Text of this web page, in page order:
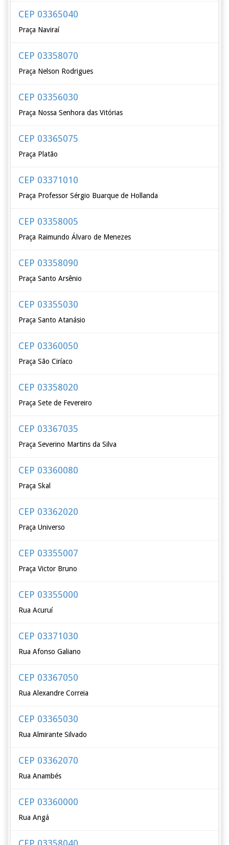
CEP 03365040
Praça Naviraí
CEP 03358070
Praça Nelson Rodrigues
CEP 03356030
Praça Nossa Senhora das Vitórias
CEP 03365075
Praça Platão
CEP 03371010
Praça Professor Sérgio Buarque de Hollanda
CEP 03358005
Praça Raimundo Álvaro de Menezes
CEP 03358090
Praça Santo Arsênio
CEP 03355030
Praça Santo Atanásio
CEP 03360050
Praça São Ciríaco
CEP 03358020
Praça Sete de Fevereiro
CEP 03367035
Praça Severino Martins da Silva
CEP 03360080
Praça Skal
CEP 03362020
Praça Universo
CEP 03355007
Praça Victor Bruno
CEP 03355000
Rua Acuruí
CEP 03371030
Rua Afonso Galiano
CEP 03367050
Rua Alexandre Correia
CEP 03365030
Rua Almirante Silvado
CEP 03362070
Rua Anambés
CEP 03360000
Rua Angá